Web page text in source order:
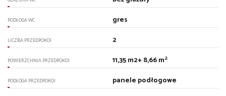
PODŁOGA WC gres
LICZBA PRZEDPOKOI 2
POWIERZCHNIA PRZEDPOKOI 11,35 m2+ 8,66 m2
PODŁOGA PRZEDPOKOI panele podłogowe